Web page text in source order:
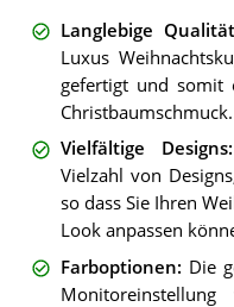
Langlebige Qualität
Luxus
gefertigt und somit
Christbaumschmuck.
Vielfältige Designs
Vielzahl von
so dass Sie Ihren
Look anpassen
Farboptionen: Die